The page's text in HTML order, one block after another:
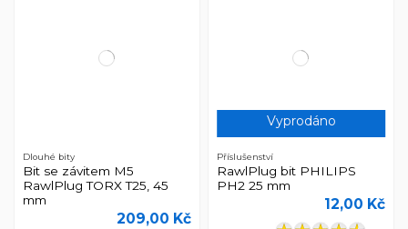
Dlouhé bity
Bit se závitem M5
RawlPlug TORX T25, 45
mm
209,00 Kč
Vyprodáno
Příslušenství
RawlPlug bit PHILIPS
PH2 25 mm
12,00 Kč